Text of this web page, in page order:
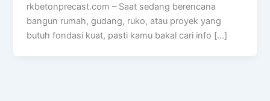
rkbetonprecast.com – Saat sedang berencana
bangun rumah, gudang, ruko, atau proyek yang
butuh fondasi kuat, pasti kamu bakal cari info […]